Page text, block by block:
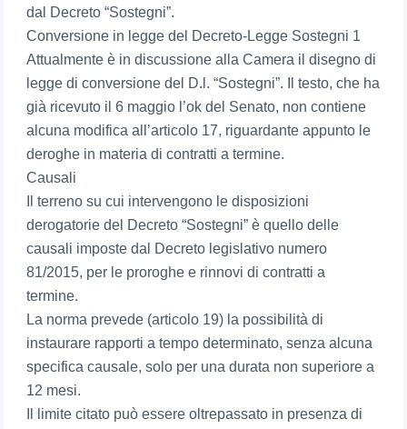
dal Decreto “Sostegni”.
Conversione in legge del Decreto-Legge Sostegni 1
Attualmente è in discussione alla Camera il disegno di
legge di conversione del D.l. “Sostegni”. Il testo, che ha
già ricevuto il 6 maggio l’ok del Senato, non contiene
alcuna modifica all’articolo 17, riguardante appunto le
deroghe in materia di contratti a termine.
Causali
Il terreno su cui intervengono le disposizioni
derogatorie del Decreto “Sostegni” è quello delle
causali imposte dal Decreto legislativo numero
81/2015, per le proroghe e rinnovi di contratti a
termine.
La norma prevede (articolo 19) la possibilità di
instaurare rapporti a tempo determinato, senza alcuna
specifica causale, solo per una durata non superiore a
12 mesi.
Il limite citato può essere oltrepassato in presenza di